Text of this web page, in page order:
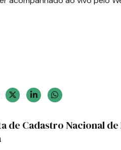
de Cadastro Nacional